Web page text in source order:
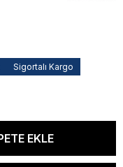
Sigortalı Kargo